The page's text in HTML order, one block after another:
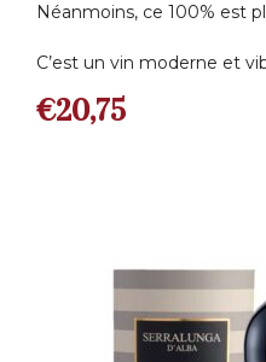
Néanmoins, ce 100% est
C’est un vin moderne et
€20,75